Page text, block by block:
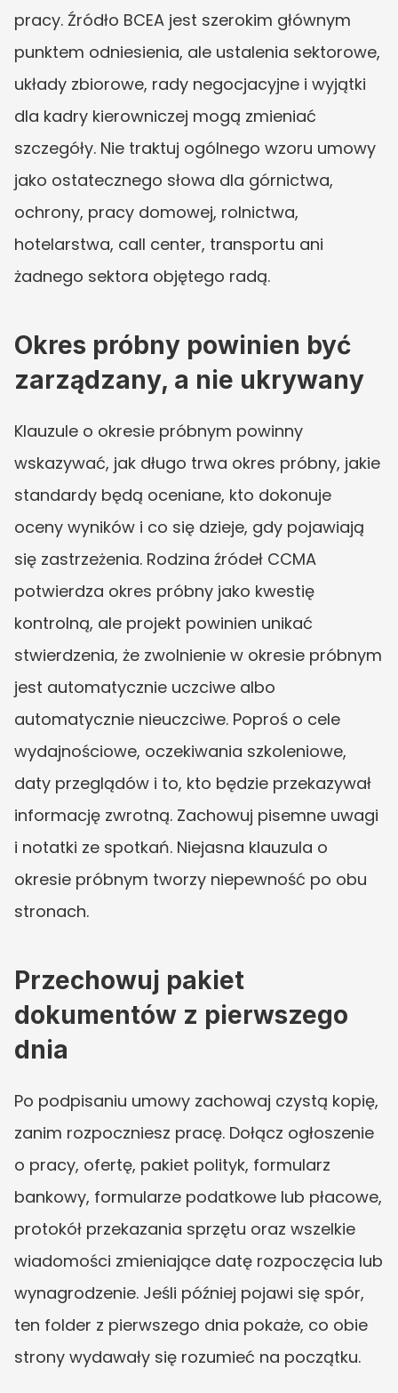
pracy. Źródło BCEA jest szerokim głównym
punktem odniesienia, ale ustalenia sektorowe,
układy zbiorowe, rady negocjacyjne i wyjątki
dla kadry kierowniczej mogą zmieniać
szczegóły. Nie traktuj ogólnego wzoru umowy
jako ostatecznego słowa dla górnictwa,
ochrony, pracy domowej, rolnictwa,
hotelarstwa, call center, transportu ani
żadnego sektora objętego radą.
Okres próbny powinien być
zarządzany, a nie ukrywany
Klauzule o okresie próbnym powinny
wskazywać, jak długo trwa okres próbny, jakie
standardy będą oceniane, kto dokonuje
oceny wyników i co się dzieje, gdy pojawiają
się zastrzeżenia. Rodzina źródeł CCMA
potwierdza okres próbny jako kwestię
kontrolną, ale projekt powinien unikać
stwierdzenia, że zwolnienie w okresie próbnym
jest automatycznie uczciwe albo
automatycznie nieuczciwe. Poproś o cele
wydajnościowe, oczekiwania szkoleniowe,
daty przeglądów i to, kto będzie przekazywał
informację zwrotną. Zachowuj pisemne uwagi
i notatki ze spotkań. Niejasna klauzula o
okresie próbnym tworzy niepewność po obu
stronach.
Przechowuj pakiet
dokumentów z pierwszego
dnia
Po podpisaniu umowy zachowaj czystą kopię,
zanim rozpoczniesz pracę. Dołącz ogłoszenie
o pracy, ofertę, pakiet polityk, formularz
bankowy, formularze podatkowe lub płacowe,
protokół przekazania sprzętu oraz wszelkie
wiadomości zmieniające datę rozpoczęcia lub
wynagrodzenie. Jeśli później pojawi się spór,
ten folder z pierwszego dnia pokaże, co obie
strony wydawały się rozumieć na początku.